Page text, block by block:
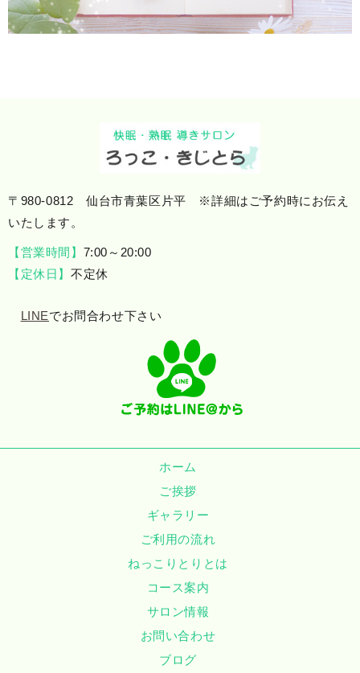
〒980-0812 仙台市青葉区片平 ※詳細はご予約時にお伝え
いたします。
【営業時間】 7:00～20:00
【定休日】 不定休
LINEでお問合わせ下さい
ホーム
ご挨拶
ギャラリー
ご利用の流れ
ねっこりとりとは
コース案内
サロン情報
お問い合わせ
ブログ